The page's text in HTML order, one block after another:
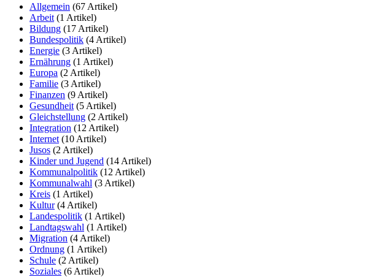
Allgemein (67 Artikel)
Arbeit (1 Artikel)
Bildung (17 Artikel)
Bundespolitik (4 Artikel)
Energie (3 Artikel)
Ernährung (1 Artikel)
Europa (2 Artikel)
Familie (3 Artikel)
Finanzen (9 Artikel)
Gesundheit (5 Artikel)
Gleichstellung (2 Artikel)
Integration (12 Artikel)
Internet (10 Artikel)
Jusos (2 Artikel)
Kinder und Jugend (14 Artikel)
Kommunalpolitik (12 Artikel)
Kommunalwahl (3 Artikel)
Kreis (1 Artikel)
Kultur (4 Artikel)
Landespolitik (1 Artikel)
Landtagswahl (1 Artikel)
Migration (4 Artikel)
Ordnung (1 Artikel)
Schule (2 Artikel)
Soziales (6 Artikel)